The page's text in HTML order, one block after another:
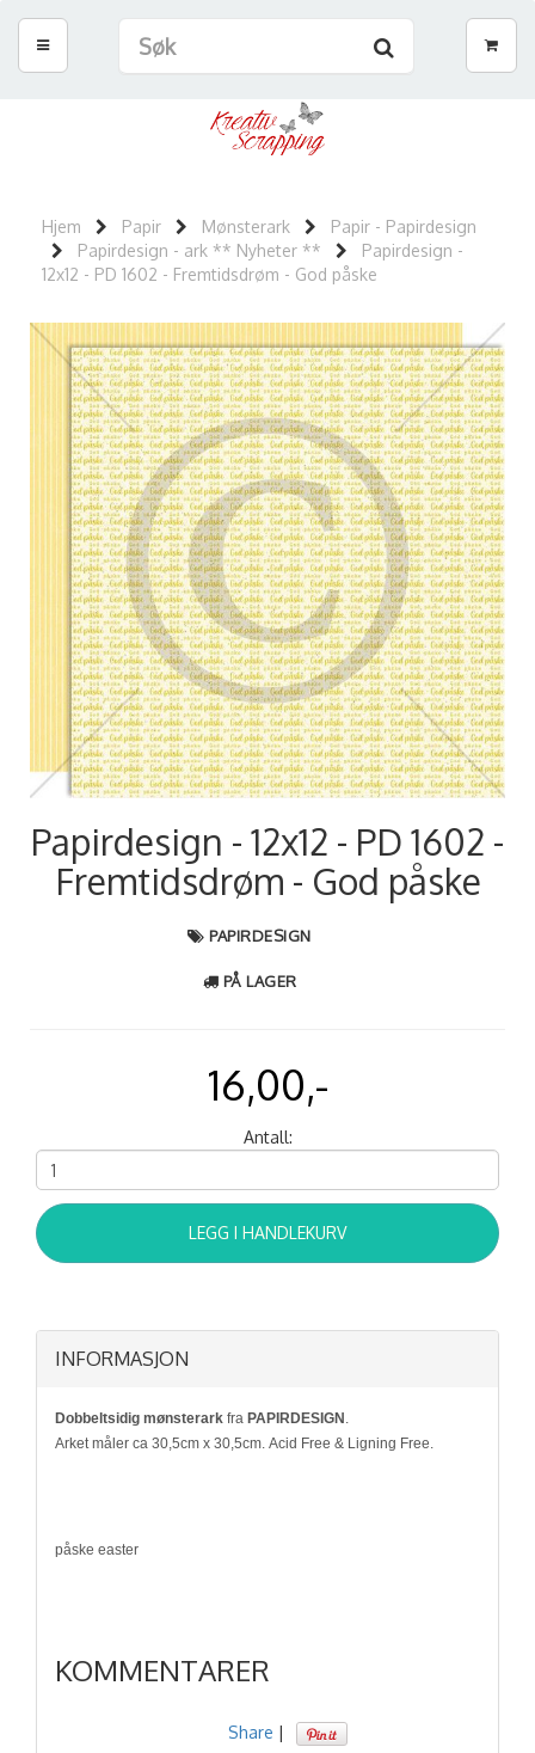
Hjem Papir Mønsterark
Papir - Papirdesign
Papirdesign - ark ** Nyheter **
Papirdesign -
12x12 - PD 1602 - Fremtidsdrøm - God påske
Papirdesign - 12x12 - PD 1602 -
Fremtidsdrøm - God påske
PAPIRDESIGN
PÅ LAGER
16,00,-
Antall:
LEGG I HANDLEKURV
INFORMASJON
Dobbeltsidig mønsterark fra PAPIRDESIGN .
Arket måler ca 30,5cm x 30,5cm. Acid Free & Ligning Free.
påske easter
KOMMENTARER
Share |